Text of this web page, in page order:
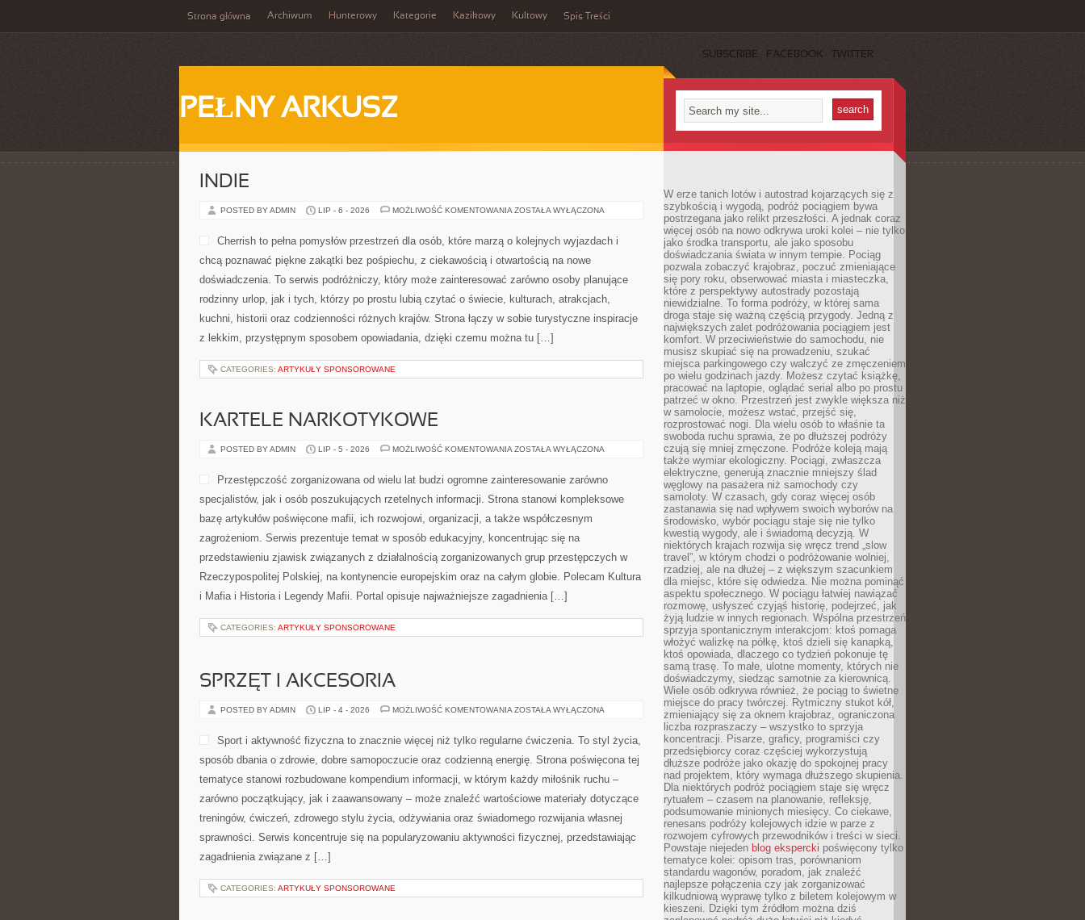
Strona główna Archiwum Hunterowy Kategorie Kazikowy Kultowy Spis Treści
SUBSCRIBE FACEBOOK TWITTER
PEŁNY ARKUSZ
INDIE
POSTED BY ADMIN LIP - 6 - 2026 MOŻLIWOŚĆ KOMENTOWANIA INDIE
ZOSTAŁA WYŁĄCZONA
Cherrish to pełna pomysłów przestrzeń dla osób, które marzą o kolejnych wyjazdach i
chcą poznawać piękne zakątki bez pośpiechu, z ciekawością i otwartością na nowe
doświadczenia. To serwis podróżniczy, który może zainteresować zarówno osoby planujące
rodzinny urlop, jak i tych, którzy po prostu lubią czytać o świecie, kulturach, atrakcjach,
kuchni, historii oraz codzienności różnych krajów. Strona łączy w sobie turystyczne inspiracje
z lekkim, przystępnym sposobem opowiadania, dzięki czemu można tu […]
CATEGORIES: ARTYKUŁY SPONSOROWANE
KARTELE NARKOTYKOWE
POSTED BY ADMIN LIP - 5 - 2026 MOŻLIWOŚĆ KOMENTOWANIA KARTELE
ZOSTAŁA WYŁĄCZONA
Przestępczość zorganizowana od wielu lat budzi ogromne zainteresowanie zarówno
specjalistów, jak i osób poszukujących rzetelnych informacji. Strona stanowi kompleksowe
bazę artykułów poświęcone mafii, ich rozwojowi, organizacji, a także współczesnym
zagrożeniom. Serwis prezentuje temat w sposób edukacyjny, koncentrując się na
przedstawieniu zjawisk związanych z działalnością zorganizowanych grup przestępczych w
Rzeczypospolitej Polskiej, na kontynencie europejskim oraz na całym globie. Polecam Kultura
i Mafia i Historia i Legendy Mafii. Portal opisuje najważniejsze zagadnienia […]
CATEGORIES: ARTYKUŁY SPONSOROWANE
SPRZĘT I AKCESORIA
POSTED BY ADMIN LIP - 4 - 2026 MOŻLIWOŚĆ KOMENTOWANIA SPRZĘT
ZOSTAŁA WYŁĄCZONA
Sport i aktywność fizyczna to znacznie więcej niż tylko regularne ćwiczenia. To styl życia,
sposób dbania o zdrowie, dobre samopoczucie oraz codzienną energię. Strona poświęcona tej
tematyce stanowi rozbudowane kompendium informacji, w którym każdy miłośnik ruchu –
zarówno początkujący, jak i zaawansowany – może znaleźć wartościowe materiały dotyczące
treningów, ćwiczeń, zdrowego stylu życia, odżywiania oraz świadomego rozwijania własnej
sprawności. Serwis koncentruje się na popularyzowaniu aktywności fizycznej, przedstawiając
zagadnienia związane z […]
CATEGORIES: ARTYKUŁY SPONSOROWANE
W erze tanich lotów i autostrad kojarzących się z
szybkością i wygodą, podróż pociągiem bywa
postrzegana jako relikt przeszłości. A jednak coraz
więcej osób na nowo odkrywa uroki kolei – nie tylko
jako środka transportu, ale jako sposobu
doświadczania świata w innym tempie. Pociąg
pozwala zobaczyć krajobraz, poczuć zmieniające
się pory roku, obserwować miasta i miasteczka,
które z perspektywy autostrady pozostają
niewidzialne. To forma podróży, w której sama
droga staje się ważną częścią przygody. Jedną z
największych zalet podróżowania pociągiem jest
komfort. W przeciwieństwie do samochodu, nie
musisz skupiać się na prowadzeniu, szukać
miejsca parkingowego czy walczyć ze zmęczeniem
po wielu godzinach jazdy. Możesz czytać książkę,
pracować na laptopie, oglądać serial albo po prostu
patrzeć w okno. Przestrzeń jest zwykle większa niż
w samolocie, możesz wstać, przejść się,
rozprostować nogi. Dla wielu osób to właśnie ta
swoboda ruchu sprawia, że po dłuższej podróży
czują się mniej zmęczone. Podróże koleją mają
także wymiar ekologiczny. Pociągi, zwłaszcza
elektryczne, generują znacznie mniejszy ślad
węglowy na pasażera niż samochody czy
samoloty. W czasach, gdy coraz więcej osób
zastanawia się nad wpływem swoich wyborów na
środowisko, wybór pociągu staje się nie tylko
kwestią wygody, ale i świadomą decyzją. W
niektórych krajach rozwija się wręcz trend „slow
travel”, w którym chodzi o podróżowanie wolniej,
rzadziej, ale na dłużej – z większym szacunkiem
dla miejsc, które się odwiedza. Nie można pominąć
aspektu społecznego. W pociągu łatwiej nawiązać
rozmowę, usłyszeć czyjąś historię, podejrzeć, jak
żyją ludzie w innych regionach. Wspólna przestrzeń
sprzyja spontanicznym interakcjom: ktoś pomaga
włożyć walizkę na półkę, ktoś dzieli się kanapką,
ktoś opowiada, dlaczego co tydzień pokonuje tę
samą trasę. To małe, ulotne momenty, których nie
doświadczymy, siedząc samotnie za kierownicą.
Wiele osób odkrywa również, że pociąg to świetne
miejsce do pracy twórczej. Rytmiczny stukot kół,
zmieniający się za oknem krajobraz, ograniczona
liczba rozpraszaczy – wszystko to sprzyja
koncentracji. Pisarze, graficy, programiści czy
przedsiębiorcy coraz częściej wykorzystują
dłuższe podróże jako okazję do spokojnej pracy
nad projektem, który wymaga dłuższego skupienia.
Dla niektórych podróż pociągiem staje się wręcz
rytuałem – czasem na planowanie, refleksję,
podsumowanie minionych miesięcy. Co ciekawe,
renesans podróży kolejowych idzie w parze z
rozwojem cyfrowych przewodników i treści w sieci.
Powstaje niejeden blog ekspercki poświęcony tylko
tematyce kolei: opisom tras, porównaniom
standardu wagonów, poradom, jak znaleźć
najlepsze połączenia czy jak zorganizować
kilkudniową wyprawę tylko z biletem kolejowym w
kieszeni. Dzięki tym źródłom można dziś